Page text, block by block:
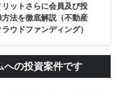
リットさらに会員及び投
方法を徹底解説（不動産
ウドファンディング）
への投資案件です